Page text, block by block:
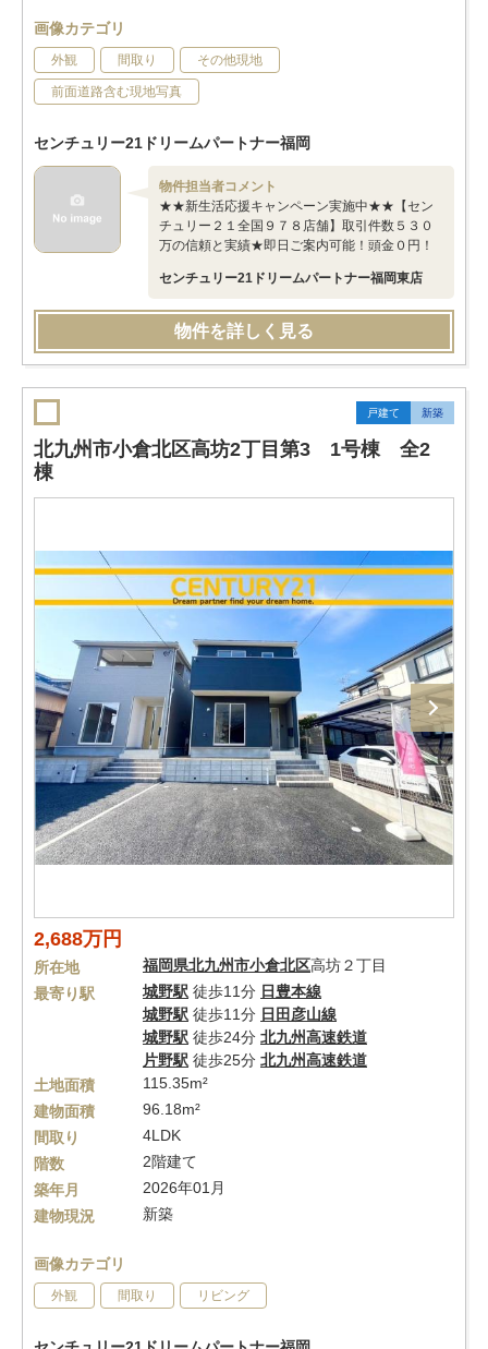
画像カテゴリ
外観 間取り その他現地
前面道路含む現地写真
センチュリー21ドリームパートナー福岡
物件担当者コメント
★★新生活応援キャンペーン実施中★★【セン
チュリー２１全国９７８店舗】取引件数５３０
万の信頼と実績★即日ご案内可能！頭金０円！
センチュリー21ドリームパートナー福岡東店
物件を詳しく見る
戸建て 新築
北九州市小倉北区高坊2丁目第3 1号棟 全2
棟
2,688万円
所在地 福岡県北九州市小倉北区高坊２丁目
最寄り駅
城野駅 徒歩11分 日豊本線
城野駅 徒歩11分 日田彦山線
城野駅 徒歩24分 北九州高速鉄道
片野駅 徒歩25分 北九州高速鉄道
土地面積
115.35m²
建物面積
96.18m²
間取り
4LDK
階数
2階建て
築年月
2026年01月
建物現況
新築
画像カテゴリ
外観 間取り リビング